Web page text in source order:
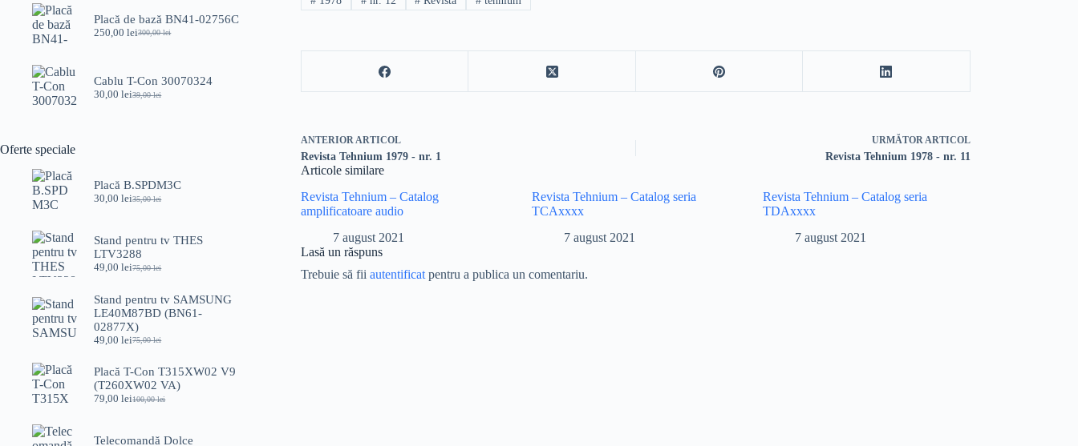
ANTERIORARTICOL
Revista Tehnium 1979 - nr. 1
URMĂTORARTICOL
Revista Tehnium 1978 - nr. 11
Articole similare
Revista Tehnium – Catalog
amplificatoare audio
7 august 2021
Revista Tehnium – Catalog seria
TCAxxxx
7 august 2021
Revista Tehnium – Catalog seria
TDAxxxx
7 august 2021
Lasă un răspuns
Trebuie să fii autentificatpentru a publica un comentariu.
Placă de bază BN41-02756C
300,00lei
Prețul
fost:
300,00 lei.
250,00leiPrețul
250,00 lei.
Cablu T-Con 30070324
39,00lei
Prețul
30,00leiPrețul
Oferte speciale
Placă B.SPDM3C
35,00lei
Prețul
fost:
35,00 lei.
30,00leiPrețul
30,00 lei.
Stand pentru tv THES
LTV3288
75,00lei
Prețul
a
fost:
75,00 lei.
49,00leiPrețul
este:
49,00 lei.
Stand pentru tv SAMSUNG
LE40M87BD (BN61-
02877X)
75,00lei
Prețul
a
fost:
75,00 lei.
49,00leiPrețul
este:
49,00 lei.
Placă T-Con T315XW02 V9
(T260XW02 VA)
100,00lei
Prețul
fost:
79,00leiPrețul
79,00 lei.
Telecomandă Dolce